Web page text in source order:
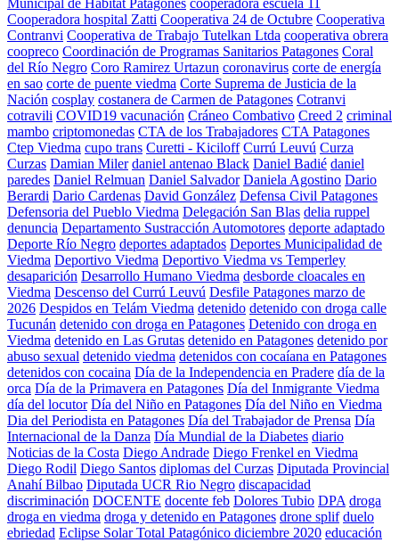
Municipal de Hábitat Patagones cooperadora escuela 11
Cooperadora hospital Zatti Cooperativa 24 de Octubre Cooperativa
Contranvi Cooperativa de Trabajo Tutelkan Ltda cooperativa obrera
coopreco Coordinación de Programas Sanitarios Patagones Coral
del Río Negro Coro Ramirez Urtazun coronavirus corte de energía
en sao corte de puente viedma Corte Suprema de Justicia de la
Nación cosplay costanera de Carmen de Patagones Cotranvi
cotravili COVID19 vacunación Cráneo Combativo Creed 2 criminal
mambo criptomonedas CTA de los Trabajadores CTA Patagones
Ctep Viedma cupo trans Curetti - Kiciloff Currú Leuvú Curza
Curzas Damian Miler daniel antenao Black Daniel Badié daniel
paredes Daniel Relmuan Daniel Salvador Daniela Agostino Dario
Berardi Dario Cardenas David González Defensa Civil Patagones
Defensoria del Pueblo Viedma Delegación San Blas delia ruppel
denuncia Departamento Sustracción Automotores deporte adaptado
Deporte Río Negro deportes adaptados Deportes Municipalidad de
Viedma Deportivo Viedma Deportivo Viedma vs Temperley
desaparición Desarrollo Humano Viedma desborde cloacales en
Viedma Descenso del Currú Leuvú Desfile Patagones marzo de
2026 Despidos en Telám Viedma detenido detenido con droga calle
Tucunán detenido con droga en Patagones Detenido con droga en
Viedma detenido en Las Grutas detenido en Patagones detenido por
abuso sexual detenido viedma detenidos con cocaíana en Patagones
detenidos con cocaina Día de la Independencia en Pradere día de la
orca Día de la Primavera en Patagones Día del Inmigrante Viedma
día del locutor Día del Niño en Patagones Día del Niño en Viedma
Dia del Periodista en Patagones Día del Trabajador de Prensa Día
Internacional de la Danza Día Mundial de la Diabetes diario
Noticias de la Costa Diego Andrade Diego Frenkel en Viedma
Diego Rodil Diego Santos diplomas del Curzas Diputada Provincial
Anahí Bilbao Diputada UCR Rio Negro discapacidad
discriminación DOCENTE docente feb Dolores Tubio DPA droga
droga en viedma droga y detenido en Patagones drone splif duelo
ebriedad Eclipse Solar Total Patagónico diciembre 2020 educación